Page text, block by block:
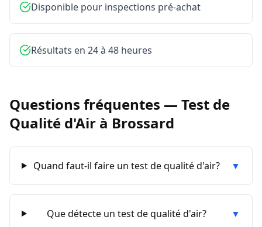
Disponible pour inspections pré-achat
Résultats en 24 à 48 heures
Questions fréquentes — Test de
Qualité d'Air à Brossard
Quand faut-il faire un test de qualité d'air? ▼
Que détecte un test de qualité d'air? ▼